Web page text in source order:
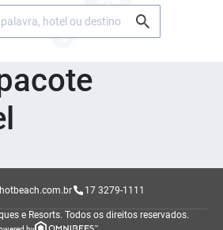
17 3279-1111
e Resorts. Todos os direitos reservados.